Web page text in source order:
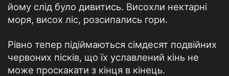
йому слід було дивитись. Висохли нектарні
моря, висох ліс, розсипались гори.
Рівно тепер підіймаються сімдесят подвійних
червоних пісків, що їх уславлений кінь не
може проскакати з кінця в кінець.